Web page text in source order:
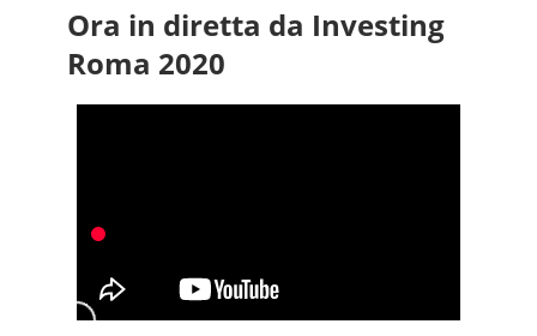
Ora in diretta da Investing
Roma 2020